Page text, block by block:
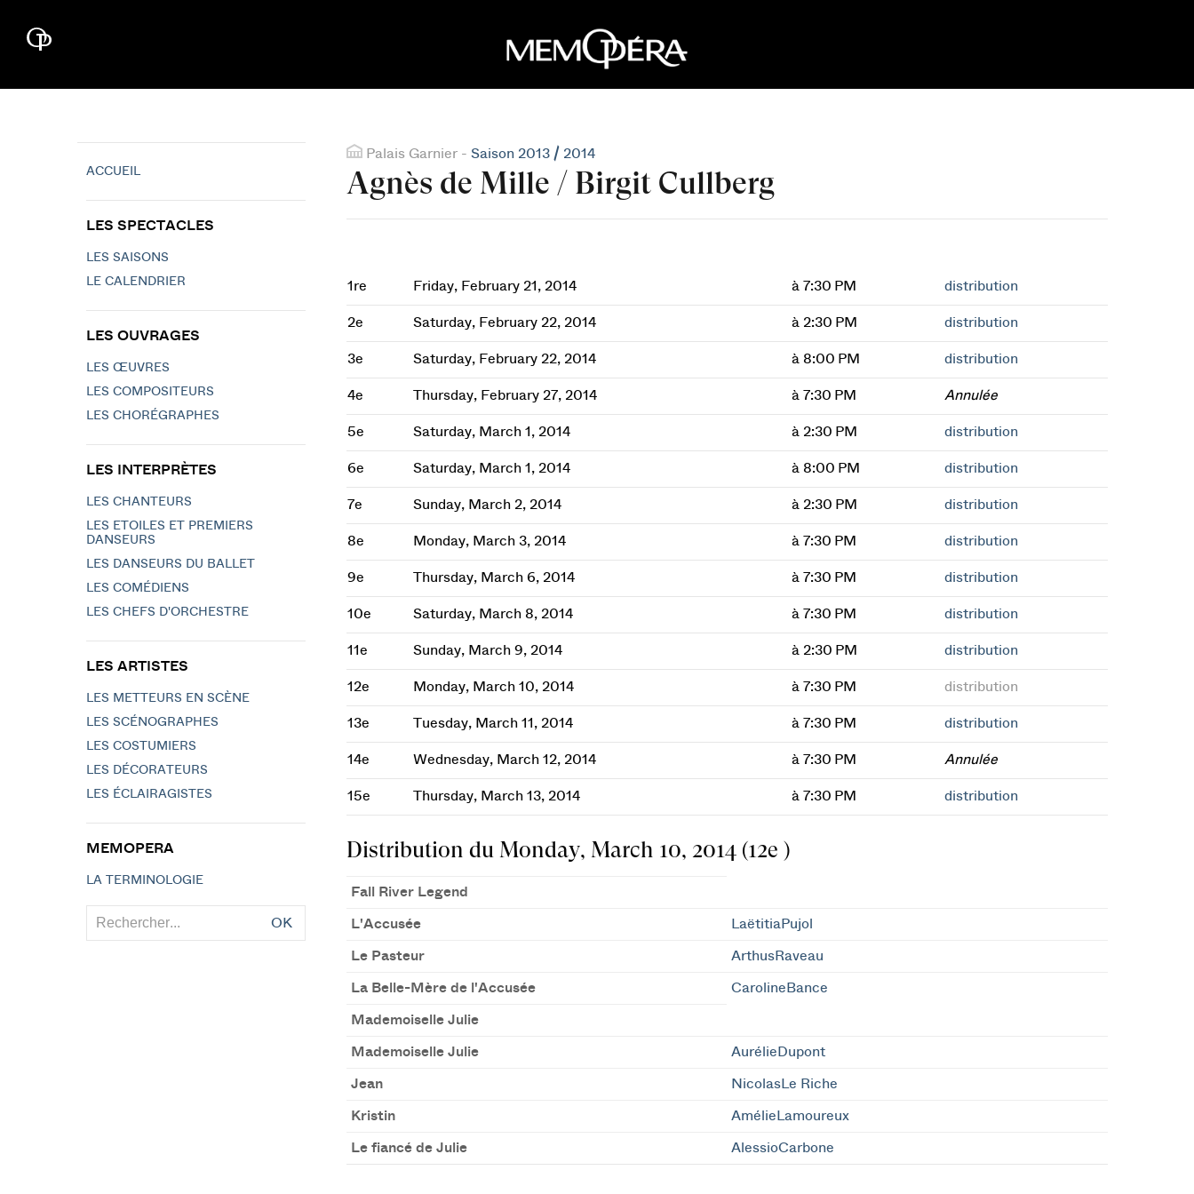
Palais Garnier - Saison 2013 / 2014
Agnès de Mille / Birgit Cullberg
1re Friday, February 21, 2014 à 7:30 PM distribution
2e Saturday, February 22, 2014 à 2:30 PM distribution
3e Saturday, February 22, 2014 à 8:00 PM distribution
4e Thursday, February 27, 2014 à 7:30 PM Annulée
5e Saturday, March 1, 2014 à 2:30 PM distribution
6e Saturday, March 1, 2014 à 8:00 PM distribution
7e Sunday, March 2, 2014 à 2:30 PM distribution
8e Monday, March 3, 2014 à 7:30 PM distribution
9e Thursday, March 6, 2014 à 7:30 PM distribution
10e Saturday, March 8, 2014 à 7:30 PM distribution
11e Sunday, March 9, 2014 à 2:30 PM distribution
12e Monday, March 10, 2014 à 7:30 PM distribution
13e Tuesday, March 11, 2014 à 7:30 PM distribution
14e Wednesday, March 12, 2014 à 7:30 PM Annulée
15e Thursday, March 13, 2014 à 7:30 PM distribution
Distribution du Monday, March 10, 2014 (12e )
Fall River Legend
L'Accusée LaëtitiaPujol
Le Pasteur ArthusRaveau
La Belle-Mère de l'Accusée CarolineBance
Mademoiselle Julie
Mademoiselle Julie AurélieDupont
Jean NicolasLe Riche
Kristin AmélieLamoureux
Le fiancé de Julie AlessioCarbone
ACCUEIL
LES SPECTACLES
LES SAISONS
LE CALENDRIER
LES OUVRAGES
LES ŒUVRES
LES COMPOSITEURS
LES CHORÉGRAPHES
LES INTERPRÈTES
LES CHANTEURS
LES ETOILES ET PREMIERS
DANSEURS
LES DANSEURS DU BALLET
LES COMÉDIENS
LES CHEFS D'ORCHESTRE
LES ARTISTES
LES METTEURS EN SCÈNE
LES SCÉNOGRAPHES
LES COSTUMIERS
LES DÉCORATEURS
LES ÉCLAIRAGISTES
MEMOPERA
LA TERMINOLOGIE
OK